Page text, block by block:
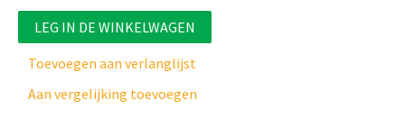
LEG IN DE WINKELWAGEN
Toevoegen aan verlanglijst
Aan vergelijking toevoegen